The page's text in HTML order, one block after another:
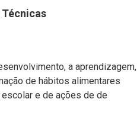
a aprendizagem,
de hábitos alimentares
e de ações de de